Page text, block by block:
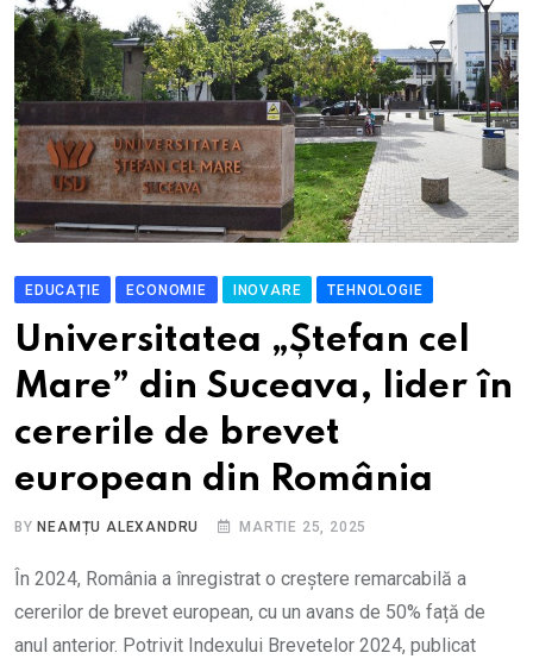
EDUCAȚIE ECONOMIE INOVARE TEHNOLOGIE
Universitatea „Ștefan cel
Mare” din Suceava, lider în
cererile de brevet
european din România
BY NEAMȚU ALEXANDRU MARTIE 25, 2025
În 2024, România a înregistrat o creștere remarcabilă a
cererilor de brevet european, cu un avans de 50% față de
anul anterior. Potrivit Indexului Brevetelor 2024, publicat